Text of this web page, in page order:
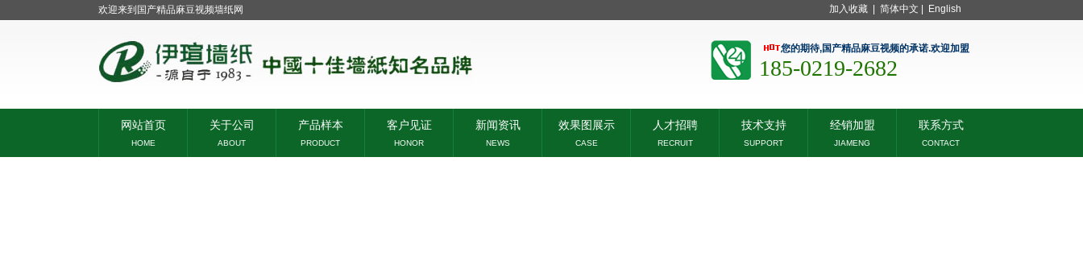
欢迎来到国产精品麻豆视频墙纸网 加入收藏 简体中文 English
您的期待,国产精品麻豆视频的承诺.欢迎加盟
185-0219-2682
网站首页
HOME
关于公司
ABOUT
产品样本
PRODUCT
客户见证
HONOR
新闻资讯
NEWS
效果图展示
CASE
人才招聘
RECRUIT
技术支持
SUPPORT
经销加盟
JIAMENG
联系方式
CONTACT